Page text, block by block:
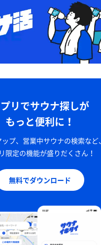
リでサウナ探しが
もっと便利に！
プ、営業中サウナの検索など、
限定の機能が盛りだくさん！
無料でダウンロード